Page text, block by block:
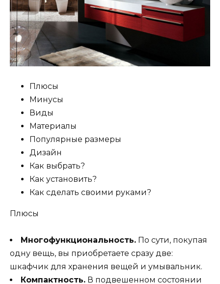
Плюсы
Минусы
Виды
Материалы
Популярные размеры
Дизайн
Как выбрать?
Как установить?
Как сделать своими руками?
Плюсы
Многофункциональность. По сути, покупая
одну вещь, вы приобретаете сразу две:
шкафчик для хранения вещей и умывальник.
Компактность. В подвешенном состоянии